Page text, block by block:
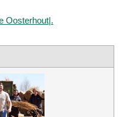
Oosterhout|.